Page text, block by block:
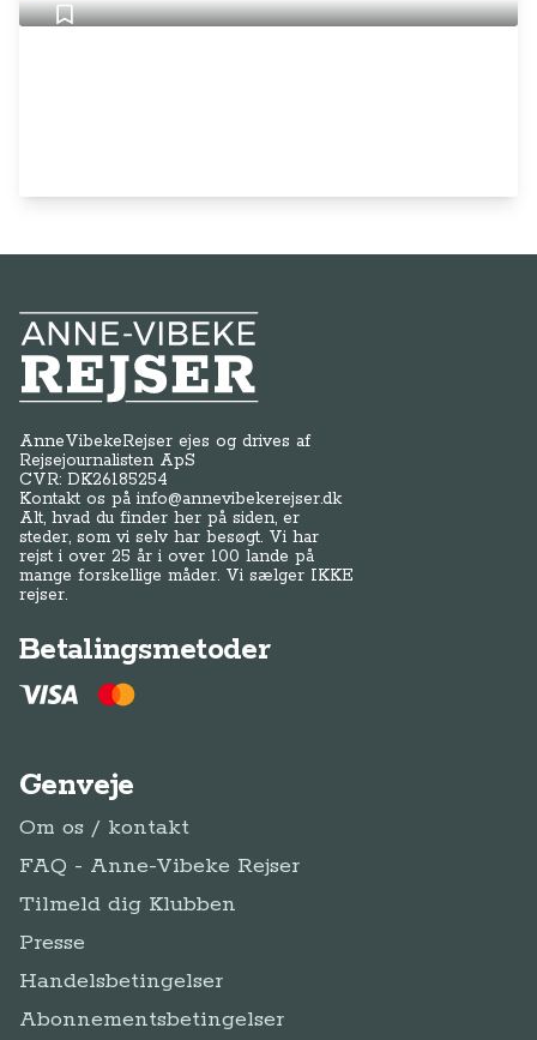
Anne-Vibeke Rejser
AnneVibekeRejser ejes og drives af
Rejsejournalisten ApS
CVR: DK26185254
Kontakt os påinfo@annevibekerejser.dk
Alt, hvad du finder her på siden, er
steder, som vi selv har besøgt. Vi har
rejst i over 25 år i over 100 lande på
mange forskellige måder. Vi sælger IKKE
rejser.
Betalingsmetoder
Genveje
Om os / kontakt
FAQ - Anne-Vibeke Rejser
Tilmeld dig Klubben
Presse
Handelsbetingelser
Abonnementsbetingelser